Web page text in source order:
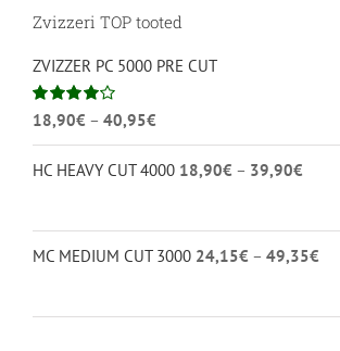
Zvizzeri TOP tooted
ZVIZZER PC 5000 PRE CUT
Hinnanguga
4.00
18,90€ – 40,95€
18,90€
kuni
HC HEAVY CUT 4000 18,90€ – 39,90€
39,90€
MC MEDIUM CUT 3000 24,15€ – 49,35€